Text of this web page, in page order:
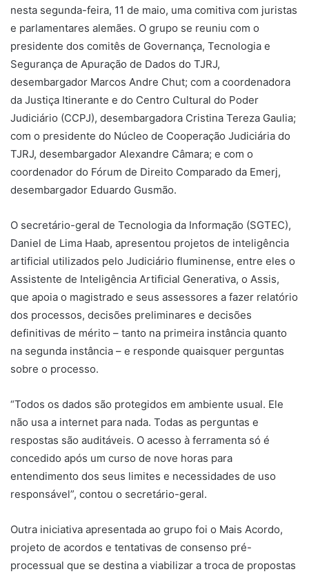
nesta segunda-feira, 11 de maio, uma comitiva com juristas
e parlamentares alemães. O grupo se reuniu com o
presidente dos comitês de Governança, Tecnologia e
Segurança de Apuração de Dados do TJRJ,
desembargador Marcos Andre Chut; com a coordenadora
da Justiça Itinerante e do Centro Cultural do Poder
Judiciário (CCPJ), desembargadora Cristina Tereza Gaulia;
com o presidente do Núcleo de Cooperação Judiciária do
TJRJ, desembargador Alexandre Câmara; e com o
coordenador do Fórum de Direito Comparado da Emerj,
desembargador Eduardo Gusmão.
O secretário-geral de Tecnologia da Informação (SGTEC),
Daniel de Lima Haab, apresentou projetos de inteligência
artificial utilizados pelo Judiciário fluminense, entre eles o
Assistente de Inteligência Artificial Generativa, o Assis,
que apoia o magistrado e seus assessores a fazer relatório
dos processos, decisões preliminares e decisões
definitivas de mérito – tanto na primeira instância quanto
na segunda instância – e responde quaisquer perguntas
sobre o processo.
“Todos os dados são protegidos em ambiente usual. Ele
não usa a internet para nada. Todas as perguntas e
respostas são auditáveis. O acesso à ferramenta só é
concedido após um curso de nove horas para
entendimento dos seus limites e necessidades de uso
responsável”, contou o secretário-geral.
Outra iniciativa apresentada ao grupo foi o Mais Acordo,
projeto de acordos e tentativas de consenso pré-
processual que se destina a viabilizar a troca de propostas